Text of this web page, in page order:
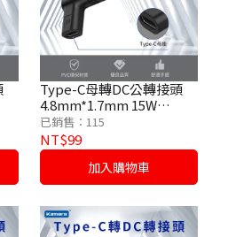
Type-C母轉DC公轉接頭
4.8mm*1.7mm 15W
/5V/3A
已銷售：115
NT$99
加入購物車